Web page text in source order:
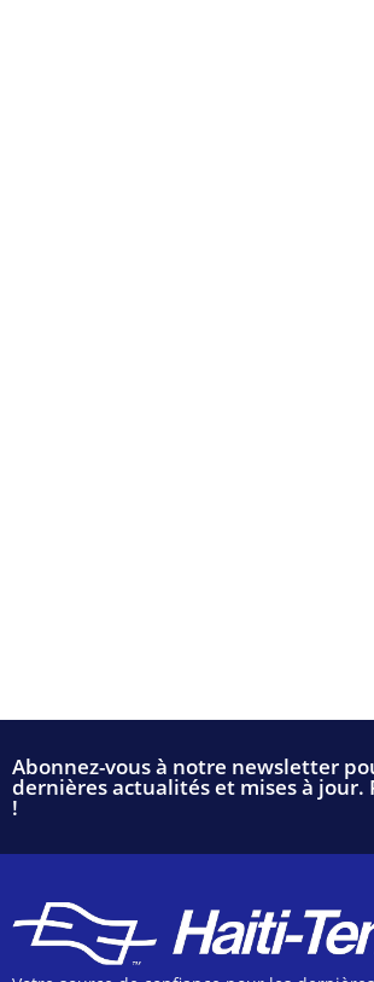
Abonnez-vous à notre newsletter
dernières actualités et mises à jour.
!